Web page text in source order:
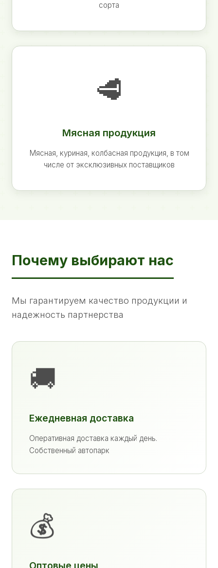
сорта
🥩
Мясная продукция
Мясная, куриная, колбасная продукция, в том
числе от эксклюзивных поставщиков
Почему выбирают нас
Мы гарантируем качество продукции и
надежность партнерства
🚚
Ежедневная доставка
Оперативная доставка каждый день.
Собственный автопарк
💰
Оптовые цены